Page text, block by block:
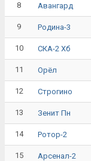
8 Авангард
9 Родина-3
10 СКА-2 Хб
11 Орёл
12 Строгино
13 Зенит Пн
14 Ротор-2
15 Арсенал-2